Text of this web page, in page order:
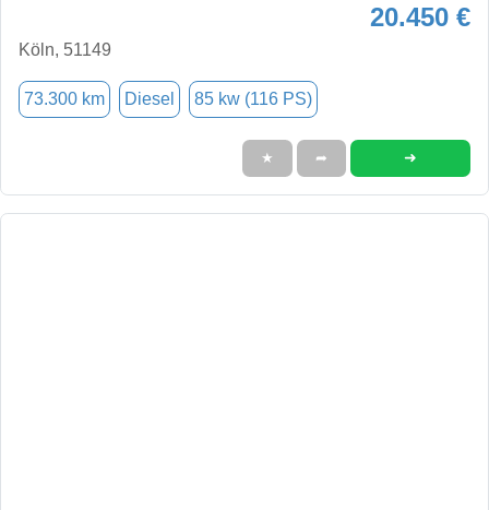
20.450 €
Köln, 51149
73.300 km Diesel 85 kw (116 PS)
★ ➦ ➜